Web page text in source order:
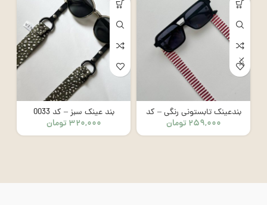
بندعینک تابستونی رنگی – کد
8006
۲۵۹,۰۰۰ تومان
بند عینک سبز – کد 0033
۳۲۰,۰۰۰ تومان